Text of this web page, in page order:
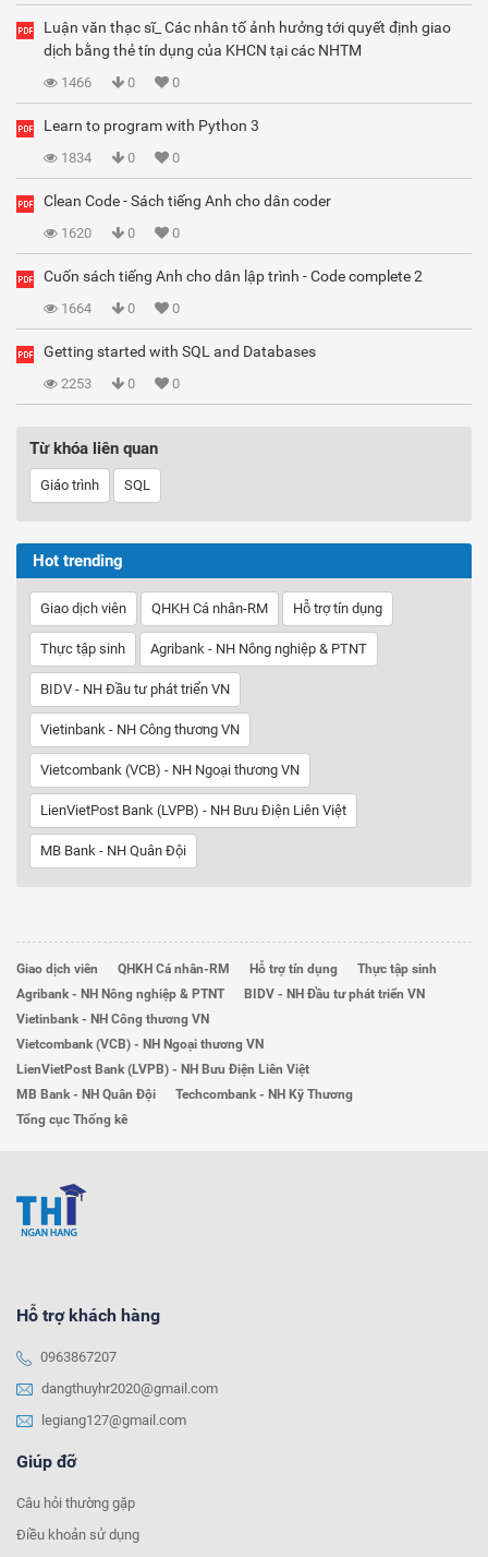
Luận văn thạc sĩ_ Các nhân tố ảnh hưởng tới quyết định giao
dịch bằng thẻ tín dụng của KHCN tại các NHTM
1466 0 0
Learn to program with Python 3
1834 0 0
Clean Code - Sách tiếng Anh cho dân coder
1620 0 0
Cuốn sách tiếng Anh cho dân lập trình - Code complete 2
1664 0 0
Getting started with SQL and Databases
2253 0 0
Từ khóa liên quan
Giáo trình SQL
Hot trending
Giao dịch viên QHKH Cá nhân-RM Hỗ trợ tín dụng
Thực tập sinh Agribank - NH Nông nghiệp & PTNT
BIDV - NH Đầu tư phát triển VN
Vietinbank - NH Công thương VN
Vietcombank (VCB) - NH Ngoại thương VN
LienVietPost Bank (LVPB) - NH Bưu Điện Liên Việt
MB Bank - NH Quân Đội
Giao dịch viên QHKH Cá nhân-RM Hỗ trợ tín dụng
Thực tập sinh
Agribank - NH Nông nghiệp & PTNT
BIDV - NH Đầu tư phát triển VN
Vietinbank - NH Công thương VN
Vietcombank (VCB) - NH Ngoại thương VN
LienVietPost Bank (LVPB) - NH Bưu Điện Liên Việt
MB Bank - NH Quân Đội
Techcombank - NH Kỹ Thương
Tổng cục Thống kê
Hỗ trợ khách hàng
0963867207
dangthuyhr2020@gmail.com
legiang127@gmail.com
Giúp đỡ
Câu hỏi thường gặp
Điều khoản sử dụng